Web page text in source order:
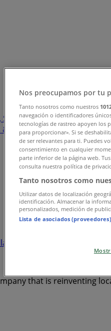
Shoes & Accessories
& ATMs
that is reinventing
Nos preocupamos por tu
Tanto nosotros como nuestros
navegación o identificadores
tecnologías de rastreo apoyen los
para proporcionar». Si se
de ser relevantes para ti. Puedes
consentimiento en cualquier
parte inferior de la página web.
consulta nuestra política de
Tanto nosotros como
Utilizar datos de localización
identificación. Almacenar la
personalizados, medición de
Lista de asociados (proveedores)